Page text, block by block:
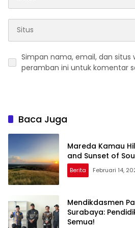
Simpan nama, email, dan situs
peramban ini untuk komentar
Baca Juga
Mareda Kamau
and Sunset of
Berita Februari 14,
Mendikdasmen
Surabaya:
Semua!